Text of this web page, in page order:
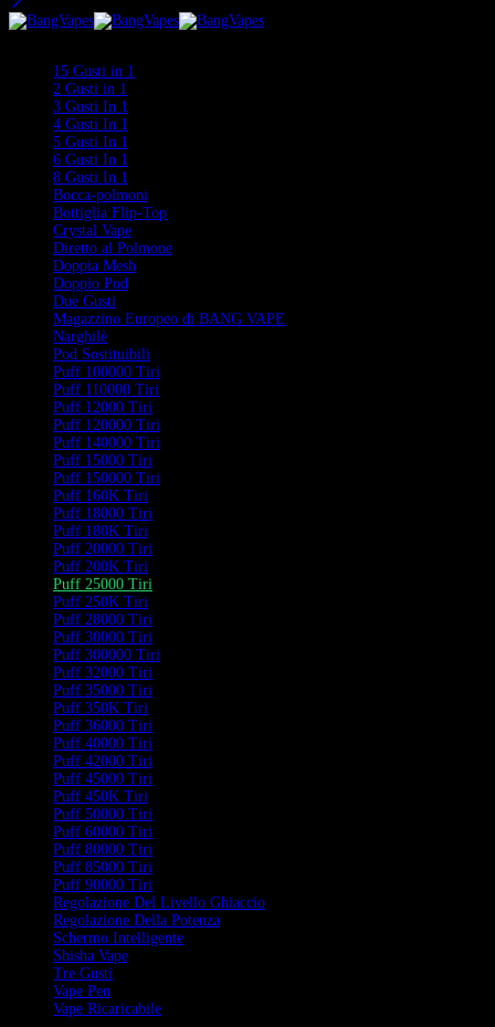
15 Gusti in 1
2 Gusti in 1
3 Gusti In 1
4 Gusti In 1
5 Gusti In 1
6 Gusti In 1
8 Gusti In 1
Bocca-polmoni
Bottiglia Flip-Top
Crystal Vape
Diretto al Polmone
Doppia Mesh
Doppio Pod
Due Gusti
Magazzino Europeo di BANG VAPE
Narghilè
Pod Sostituibili
Puff 100000 Tiri
Puff 110000 Tiri
Puff 12000 Tiri
Puff 120000 Tiri
Puff 140000 Tiri
Puff 15000 Tiri
Puff 150000 Tiri
Puff 160K Tiri
Puff 18000 Tiri
Puff 180K Tiri
Puff 20000 Tiri
Puff 200K Tiri
Puff 25000 Tiri
Puff 250K Tiri
Puff 28000 Tiri
Puff 30000 Tiri
Puff 300000 Tiri
Puff 32000 Tiri
Puff 35000 Tiri
Puff 350K Tiri
Puff 36000 Tiri
Puff 40000 Tiri
Puff 42000 Tiri
Puff 45000 Tiri
Puff 450K Tiri
Puff 50000 Tiri
Puff 60000 Tiri
Puff 80000 Tiri
Puff 85000 Tiri
Puff 90000 Tiri
Regolazione Del Livello Ghiaccio
Regolazione Della Potenza
Schermo Intelligente
Shisha Vape
Tre Gusti
Vape Pen
Vape Ricaricabile